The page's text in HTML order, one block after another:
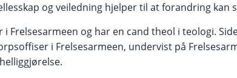
og veiledning hjelper til at forandring kan
Frelsesarmeen og har en cand theol i teologi.
i Frelsesarmeen, undervist på